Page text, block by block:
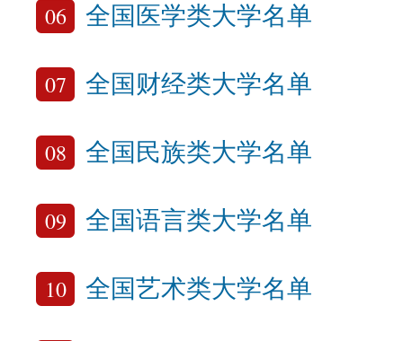
06 全国医学类大学名单
07 全国财经类大学名单
08 全国民族类大学名单
09 全国语言类大学名单
10 全国艺术类大学名单